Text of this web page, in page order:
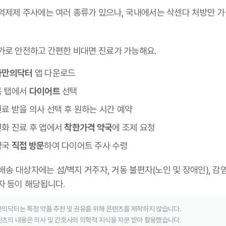
제제 주사에는 여러 종류가 있으나,국내에서는 삭센다 처방만 가
로 안전하고 간편한 비대면 진료가 가능해요.
의닥터 앱 다운로드
탭에서 다이어트선택
받을 의사 선택 후 원하는 시간 예약
화 진료 후 앱에서착한가격 약국에 조제 요청
직접 방문하여 다이어트 주사 수령
송 대상자에는 섬/벽지 거주자, 거동 불편자(노인 및 장애인), 감
등이 해당됩니다.
의닥터는 특정 약품 추천 및 권유를 위해 콘텐츠를 제작하지 않습니다.
츠의 내용은 의사 및 간호사의 의학적 지식을 자문 받아 활용했습니다.